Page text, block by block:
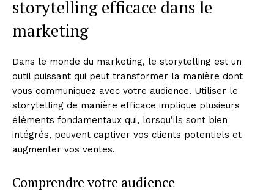
storytelling efficace dans le
marketing
Dans le monde du marketing, le storytelling est un
outil puissant qui peut transformer la manière dont
vous communiquez avec votre audience. Utiliser le
storytelling de manière efficace implique plusieurs
éléments fondamentaux qui, lorsqu’ils sont bien
intégrés, peuvent captiver vos clients potentiels et
augmenter vos ventes.
Comprendre votre audience